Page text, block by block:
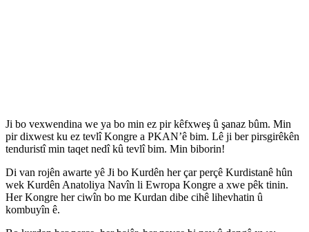
Ji bo vexwendina we ya bo min ez pir kêfxweş û şanaz bûm. Min
pir dixwest ku ez tevlî Kongre a PKAN’ê bim. Lê ji ber pirsgirêkên
tenduristî min taqet nedî kû tevlî bim. Min biborin!
Di van rojên awarte yê Ji bo Kurdên her çar perçê Kurdistanê hûn
wek Kurdên Anatoliya Navîn li Ewropa Kongre a xwe pêk tinin.
Her Kongre her ciwîn bo me Kurdan dibe cihê lihevhatin û
kombuyîn ê.